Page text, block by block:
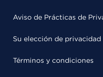
Aviso de Prácticas de
Su elección de privacidad
Términos y condiciones